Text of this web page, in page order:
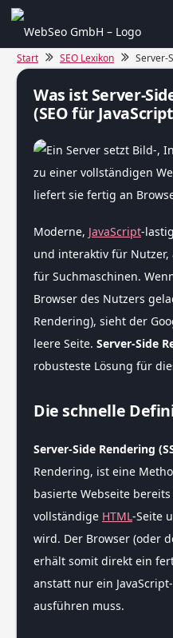
Start SEO Lexikon Server-
Was ist Server-
(SEO für
Moderne, JavaScript-
und interaktiv für
für Suchmaschinen.
Browser des Nutzers
Rendering), sieht der
leere Seite. Server-Side
robusteste Lösung für
Die schnelle
Server-Side Rendering
Rendering, ist eine
basierte Webseite
vollständige HTML-Seite
wird. Der Browser (oder
erhält somit direkt ein
anstatt nur ein
ausführen muss.